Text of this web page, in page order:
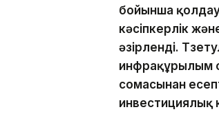
бойынша
кәсіпкерлік
әзірленді.
инфрақұрылым
сомасынан
инвестициялық